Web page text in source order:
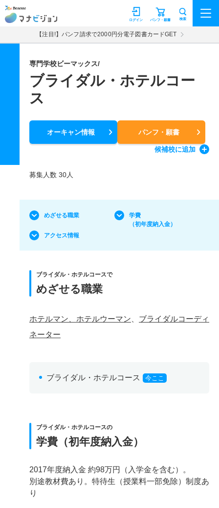
マナビジョン パンフ・願書
ログイン 検索
【注目!】パンフ請求で2000円分電子図書カードGET
専門学校ビーマックス/
ブライダル・ホテルコー
ス
オーキャン情報 パンフ・願書
候補校に追加
募集人数 30人
めざせる職業
学費
（初年度納入金）
アクセス情報
ブライダル・ホテルコースで
めざせる職業
ホテルマン、ホテルウーマン
ブライダルコーディ
ネーター
ブライダル・ホテルコース 今ここ
ブライダル・ホテルコースの
学費（初年度納入金）
2017年度納入金 約98万円（入学金を含む）。
別途教材費あり。特待生（授業料一部免除）制度あ
り